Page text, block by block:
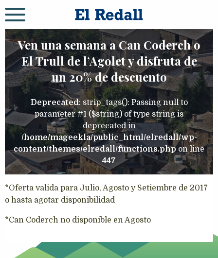
Ven una semana a Can Coderch o
El Trull de l’Agolet y disfruta de
un 20% de descuento
Deprecated: strip_tags(): Passing null to
parameter #1 ($string) of type string is
deprecated in
/home/mageekla/public_html/elredall/wp-
content/themes/elredall/functions.php on line
447
*Oferta valida para Julio, Agosto y Setiembre de 2017
o hasta agotar disponibilidad
*Can Coderch no disponible en Agosto